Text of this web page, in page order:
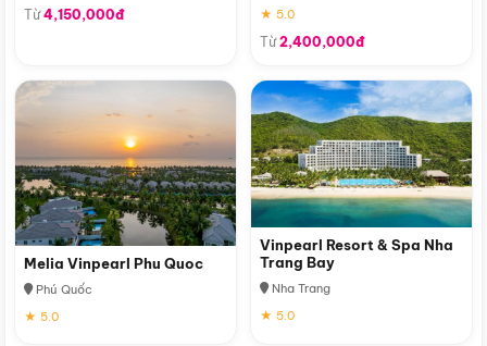
Từ4,150,000đ
★ 5.0
Từ2,400,000đ
Melia Vinpearl Phu Quoc
Phú Quốc
★ 5.0
Vinpearl Resort & Spa Nha
Trang Bay
Nha Trang
★ 5.0